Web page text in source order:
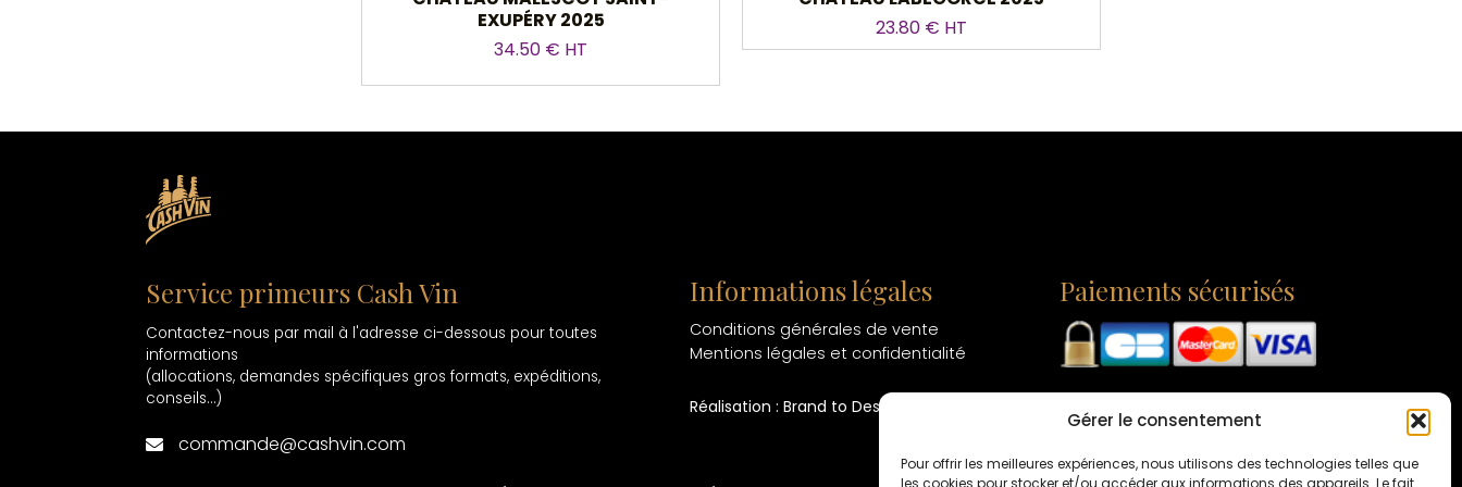
Gérer le consentement
Pour offrir les meilleures expériences, nous utilisons des technologies telles que
les cookies pour stocker et/ou accéder aux informations des appareils. Le fait
EXUPÉRY 2025
34.50 € HT
23.80 € HT
Service primeurs Cash Vin
Contactez-nous par mail à l'adresse ci-dessous pour toutes
informations
(allocations, demandes spécifiques gros formats, expéditions,
conseils...)
commande@cashvin.com
Informations légales
Conditions générales de vente
Mentions légales et confidentialité
Réalisation : Brand to Design
Paiements sécurisés